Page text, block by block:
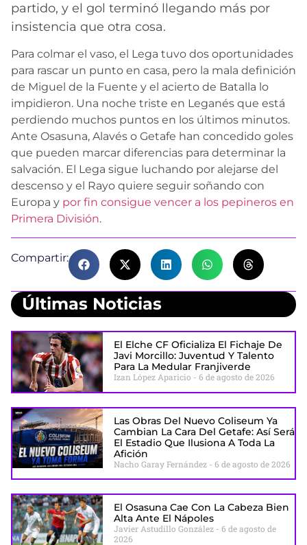
partido, y el gol terminó llegando más por
insistencia que otra cosa.
Para colmar el vaso, el Lega tuvo dos oportunidades
para rascar un punto en casa, pero la mala definición
de Miguel de la Fuente y el acierto de Batalla lo
impidieron. Una noche triste en Leganés que está
perdiendo muchos puntos en los últimos minutos.
Ante Osasuna, Alavés o Getafe han concedido goles
que pueden marcar diferencias para determinar la
salvación. El Lega sigue luchando por alejarse del
descenso y el Rayo quiere seguir soñando con
Europa y por fin consigue vencer a los pepineros en
Primera División.
Compartir:
Últimas Noticias
El Elche CF Oficializa El Fichaje De
Javi Morcillo: Juventud Y Talento
Para La Medular Franjiverde
Izan López Aparicio 6 de agosto de 2026
Las Obras Del Nuevo Coliseum Ya
Cambian La Cara Del Getafe: Así Será
El Estadio Que Ilusiona A Toda La
Afición
Nacho Garay Fernández 6 de agosto de 2026
El Osasuna Cae Con La Cabeza Bien
Alta Ante El Nápoles
Javier Astudillo González
6 de agosto de
2026